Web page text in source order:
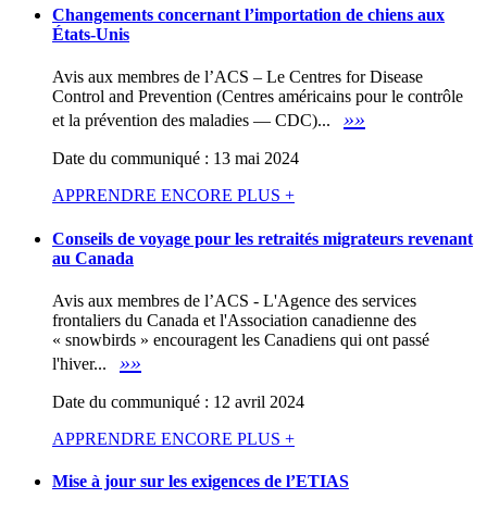
Changements concernant l’importation de chiens aux
États-Unis
Avis aux membres de l’ACS – Le Centres for Disease
Control and Prevention (Centres américains pour le contrôle
et la prévention des maladies — CDC)... »»
Date du communiqué : 13 mai 2024
APPRENDRE ENCORE PLUS +
Conseils de voyage pour les retraités migrateurs revenant
au Canada
Avis aux membres de l’ACS - L'Agence des services
frontaliers du Canada et l'Association canadienne des
« snowbirds » encouragent les Canadiens qui ont passé
l'hiver... »»
Date du communiqué : 12 avril 2024
APPRENDRE ENCORE PLUS +
Mise à jour sur les exigences de l’ETIAS